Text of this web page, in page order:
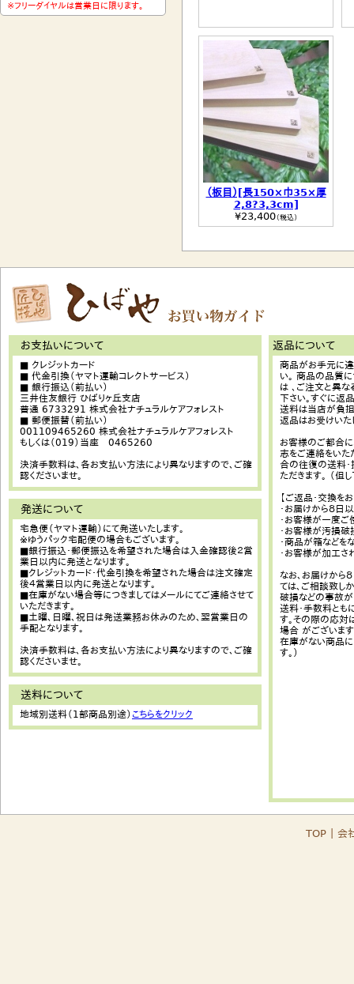
※フリーダイヤルは営業日に限ります。
（板目）[長150×巾35×厚
2,8?3,3cm]
¥23,400（税込）
お支払いについて
■ クレジットカード
■ 代金引換（ヤマト運輸コレクトサービス）
■ 銀行振込（前払い）
三井住友銀行 ひばりヶ丘支店
普通 6733291 株式会社ナチュラルケアフォレスト
■ 郵便振替（前払い）
001109465260 株式会社ナチュラルケアフォレスト
もしくは（019）当座 0465260
決済手数料は、各お支払い方法により異なりますので、ご確
認くださいませ。
発送について
宅急便（ヤマト運輸）にて発送いたします。
※ゆうパック宅配便の場合もございます。
■銀行振込・郵便振込を希望された場合は入金確認後２営
業日以内に発送となります。
■クレジットカード・代金引換を希望された場合は注文確定
後４営業日以内に発送となります。
■在庫がない場合等につきましてはメールにてご連絡させて
いただきます。
■土曜、日曜、祝日は発送業務お休みのため、翌営業日の
手配となります。
決済手数料は、各お支払い方法により異なりますので、ご確
認くださいませ。
送料について
地域別送料（1部商品別途） こちらをクリック
返品について
商品がお手元に違
い。 商品の品質に
は 、ご注文と異
下さい。すぐに返
送料は当店が負担
返品はお受けいた
お客様のご都合
志をご連絡をいた
合の往復の送料
ただきます。 （但
【ご返品・交換を
・お届けから８日
・お客様が一度
・お客様が汚損
・商品が箱などを
・お客様が加工さ
なお、お届けから
ては、ご相談致し
破損などの事故が
送料・手数料とも
す。その際の応
場合 がございます
在庫がない商品
す。）
TOP 会